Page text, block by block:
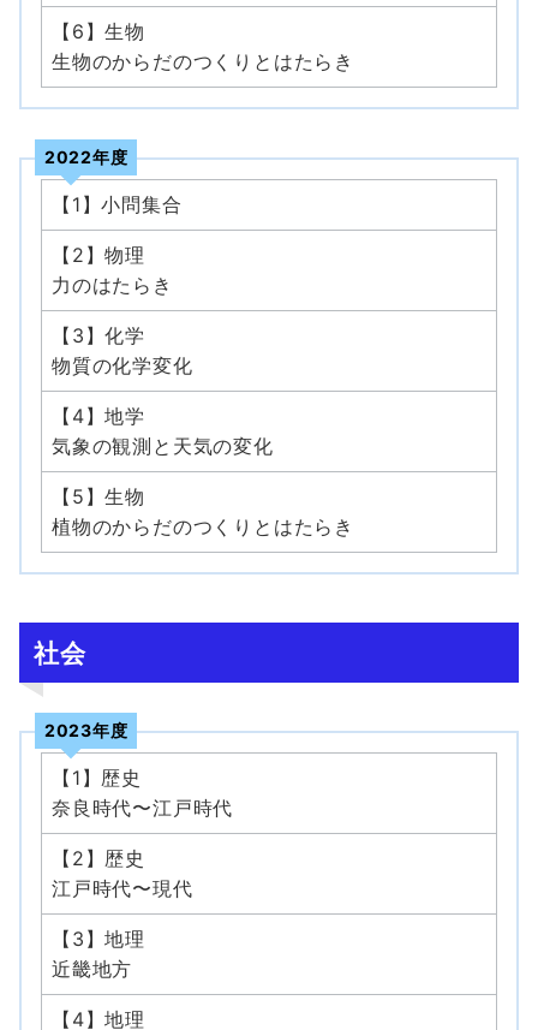
【6】生物
生物のからだのつくりとはたらき
2022年度
【1】小問集合
【2】物理
力のはたらき
【3】化学
物質の化学変化
【4】地学
気象の観測と天気の変化
【5】生物
植物のからだのつくりとはたらき
社会
2023年度
【1】歴史
奈良時代〜江戸時代
【2】歴史
江戸時代〜現代
【3】地理
近畿地方
【4】地理